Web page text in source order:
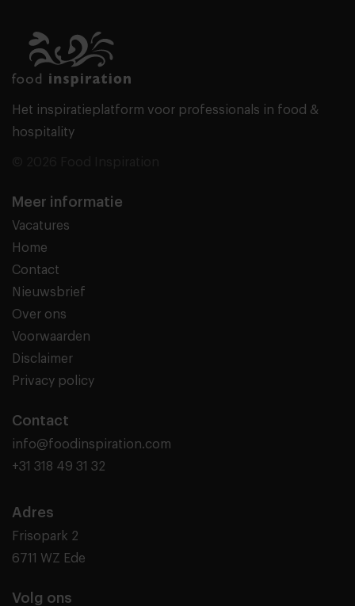
Het inspiratieplatform voor professionals in food &
hospitality
Meer informatie
Vacatures
Home
Contact
Nieuwsbrief
Over ons
Voorwaarden
Disclaimer
Privacy policy
Contact
info@foodinspiration.com
+31 318 49 31 32
Adres
Frisopark 2
6711 WZ Ede
Volg ons